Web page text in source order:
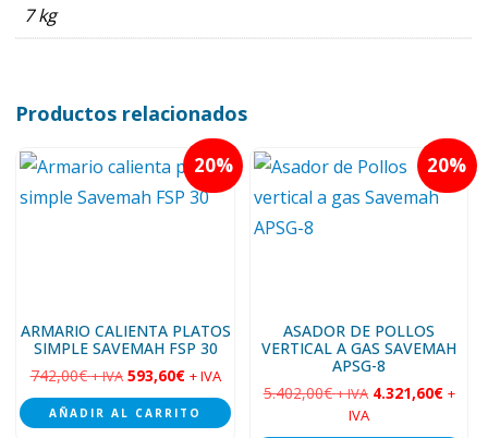
7 kg
Productos relacionados
20
ARMARIO CALIENTA PLATOS
SIMPLE SAVEMAH FSP 30
742,00€ + IVA 593,60€ + IVA
AÑADIR AL CARRITO
20
ASADOR DE POLLOS
VERTICAL A GAS SAVEMAH
APSG-8
5.402,00€ + IVA 4.321,60€ +
IVA